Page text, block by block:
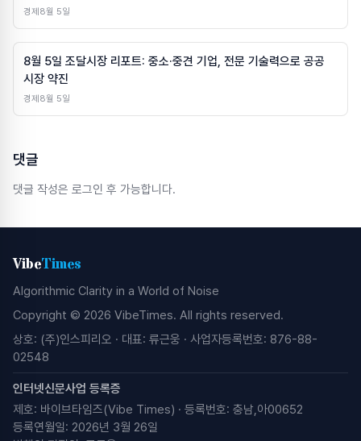
경제8월 5일
8월 5일 조달시장 리포트: 중소·중견 기업, 전문 기술력으로 공공
시장 약진
경제8월 5일
댓글
댓글 작성은 로그인 후 가능합니다.
VibeTimes
Algorithmic Clarity in a World of Noise
Copyright © 2026 VibeTimes. All rights reserved.
상호: (주)인스피리오 · 대표: 류근웅 · 사업자등록번호: 876-88-
02548
인터넷신문사업 등록증
제호: 바이브타임즈(Vibe Times) · 등록번호: 충남,아00652
등록연월일: 2026년 3월 26일